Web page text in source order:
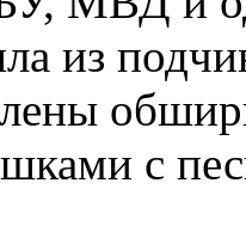
из
с